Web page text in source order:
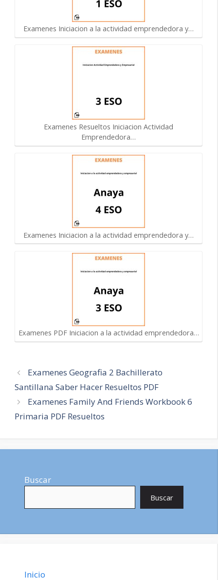
Examenes Iniciacion a la actividad emprendedora y…
Examenes Resueltos Iniciacion Actividad
Emprendedora…
Examenes Iniciacion a la actividad emprendedora y…
Examenes PDF Iniciacion a la actividad emprendedora…
Navegación
de
Examenes Geografia 2 Bachillerato
Santillana Saber Hacer Resueltos PDF
Examenes Family And Friends Workbook 6
Primaria PDF Resueltos
Buscar
Buscar
Inicio